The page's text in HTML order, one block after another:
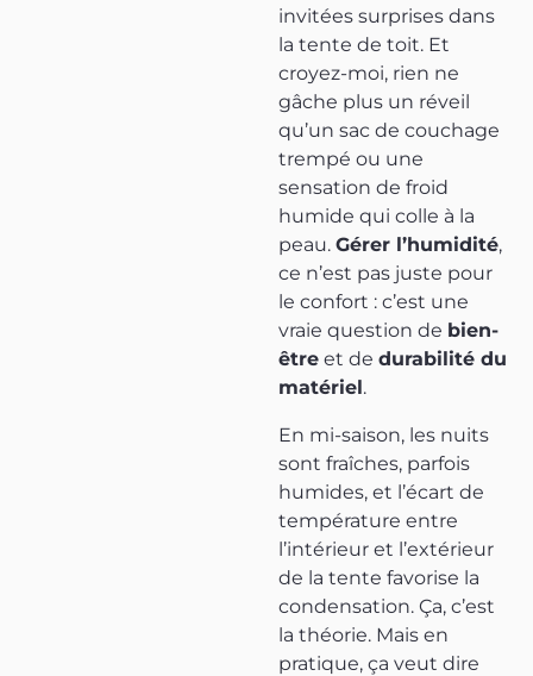
invitées surprises dans
la tente de toit. Et
croyez-moi, rien ne
gâche plus un réveil
qu’un sac de couchage
trempé ou une
sensation de froid
humide qui colle à la
peau. Gérer l’humidité,
ce n’est pas juste pour
le confort : c’est une
vraie question de bien-
être et de durabilité du
matériel.
En mi-saison, les nuits
sont fraîches, parfois
humides, et l’écart de
température entre
l’intérieur et l’extérieur
de la tente favorise la
condensation. Ça, c’est
la théorie. Mais en
pratique, ça veut dire